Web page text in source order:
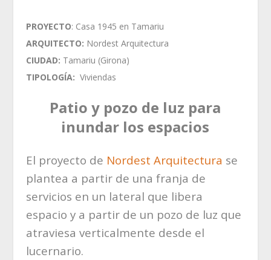
PROYECTO: Casa 1945 en Tamariu
ARQUITECTO: Nordest Arquitectura
CIUDAD: Tamariu (Girona)
TIPOLOGÍA: Viviendas
Patio y pozo de luz para
inundar los espacios
El proyecto de Nordest Arquitectura se
plantea a partir de una franja de
servicios en un lateral que libera
espacio y a partir de un pozo de luz que
atraviesa verticalmente desde el
lucernario.